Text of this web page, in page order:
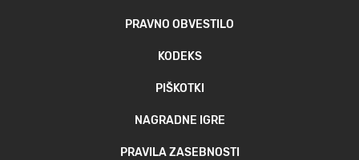
PRAVNO OBVESTILO
KODEKS
PIŠKOTKI
NAGRADNE IGRE
PRAVILA ZASEBNOSTI